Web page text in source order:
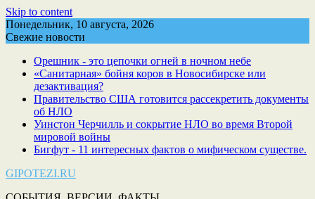
Skip to content
Понедельник, 10 августа, 2026
Свежие новости
Орешник - это цепочки огней в ночном небе
«Санитарная» бойня коров в Новосибирске или
дезактивация?
Правительство США готовится рассекретить документы
об НЛО
Уинстон Черчилль и сокрытие НЛО во время Второй
мировой войны
Бигфут - 11 интересных фактов о мифическом существе.
GIPOTEZI.RU